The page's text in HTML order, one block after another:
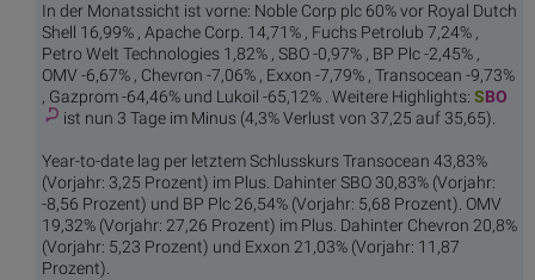
In der Monatssicht ist vorne: Noble Corp plc 60% vor Royal Dutch
Shell 16,99% , Apache Corp. 14,71% , Fuchs Petrolub 7,24% ,
Petro Welt Technologies 1,82% , SBO -0,97% , BP Plc -2,45% ,
OMV -6,67% , Chevron -7,06% , Exxon -7,79% , Transocean -9,73%
, Gazprom -64,46% und Lukoil -65,12% . Weitere Highlights: SBO
ist nun 3 Tage im Minus (4,3% Verlust von 37,25 auf 35,65).
Year-to-date lag per letztem Schlusskurs Transocean 43,83%
(Vorjahr: 3,25 Prozent) im Plus. Dahinter SBO 30,83% (Vorjahr:
-8,56 Prozent) und BP Plc 26,54% (Vorjahr: 5,68 Prozent). OMV
19,32% (Vorjahr: 27,26 Prozent) im Plus. Dahinter Chevron 20,8%
(Vorjahr: 5,23 Prozent) und Exxon 21,03% (Vorjahr: 11,87
Prozent).